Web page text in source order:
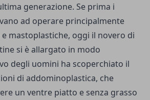
generazione. Se prima i
ad operare principalmente
mastoplastiche, oggi il novero di
si è allargato in modo
degli uomini ha scoperchiato il
di addominoplastica, che
un ventre piatto e senza grasso